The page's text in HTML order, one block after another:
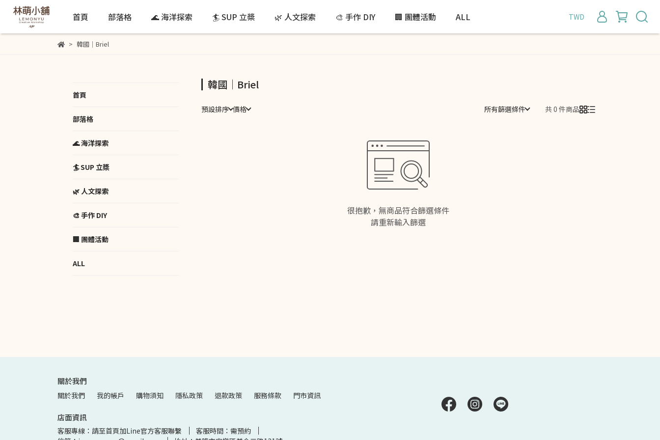
首頁 部落格 🌊 海洋探索 🏄 SUP 立槳 🌿 人文探索 🎨 手作 DIY 🏢 團體活動 ALL TWD
韓國｜Briel
首頁
部落格
🌊 海洋探索
🏄 SUP 立槳
🌿 人文探索
🎨 手作 DIY
🏢 團體活動
ALL
韓國｜Briel
預設排序 價格 所有篩選條件 共 0 件商品
很抱歉，無商品符合篩選條件
請重新輸入篩選
關於我們
關於我們 我的帳戶 購物須知 隱私政策 退款政策 服務條款 門市資訊
店面資訊
客服專線：請至首頁加Line官方客服聯繫
客服時間：需預約